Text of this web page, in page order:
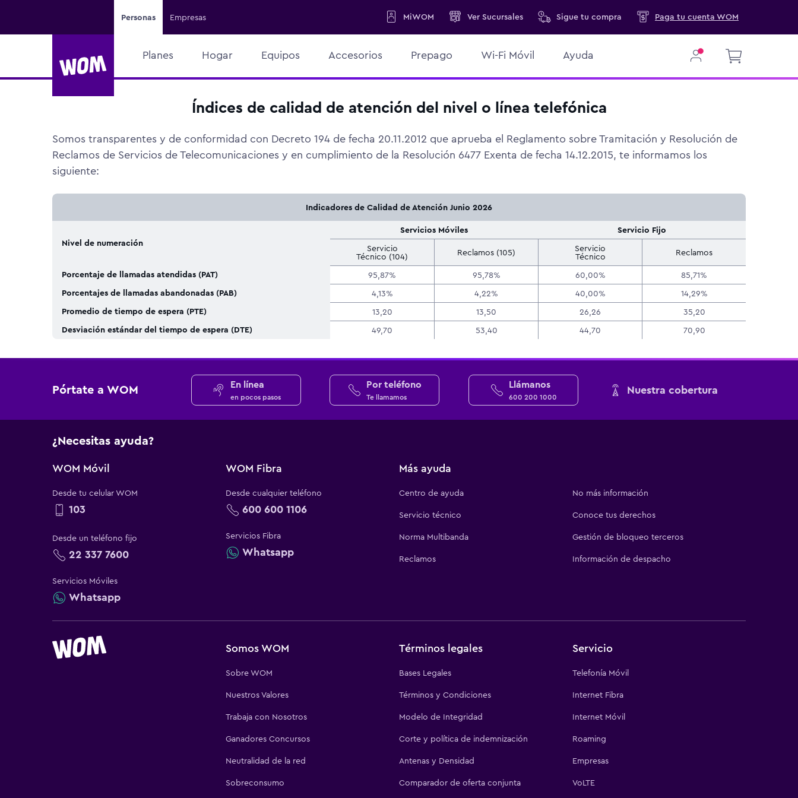
Personas Empresas
Planes Hogar Equipos Accesorios Prepago Wi-Fi Móvil Ayuda
Paga tu cuenta WOM
MiWOM Ver Sucursales Sigue tu compra
Índices de calidad de atención del nivel o línea telefónica
Somos transparentes y de conformidad con Decreto 194 de fecha 20.11.2012 que aprueba el Reglamento sobre Tramitación y Resolución de
Reclamos de Servicios de Telecomunicaciones y en cumplimiento de la Resolución 6477 Exenta de fecha 14.12.2015, te informamos los
siguiente:
Indicadores de Calidad de Atención Junio 2026
Nivel de numeración
Servicios Móviles
Servicio Fijo
Servicio
Técnico (104) Reclamos (105) Servicio
Técnico
Reclamos
Porcentaje de llamadas atendidas (PAT)
95,87% 95,78% 60,00%
85,71%
Porcentajes de llamadas abandonadas (PAB)
4,13% 4,22% 40,00%
14,29%
Promedio de tiempo de espera (PTE)
13,20 13,50 26,26
35,20
Desviación estándar del tiempo de espera (DTE) 49,70 53,40 44,70 70,90
Pórtate a WOM En línea
en pocos pasos
Por teléfono
Te llamamos
Llámanos
600 200 1000 Nuestra cobertura
¿Necesitas ayuda?
WOM Móvil
Desde tu celular WOM
103
Desde un teléfono fijo
22 337 7600
Servicios Móviles
Whatsapp
WOM Fibra
Desde cualquier teléfono
600 600 1106
Servicios Fibra
Whatsapp
Más ayuda
Centro de ayuda
Servicio técnico
Norma Multibanda
Reclamos
No más información
Conoce tus derechos
Gestión de bloqueo terceros
Información de despacho
Somos WOM
Sobre WOM
Nuestros Valores
Trabaja con Nosotros
Ganadores Concursos
Neutralidad de la red
Sobreconsumo
Términos legales
Bases Legales
Términos y Condiciones
Modelo de Integridad
Corte y política de indemnización
Antenas y Densidad
Comparador de oferta conjunta
Servicio
Telefonía Móvil
Internet Fibra
Internet Móvil
Roaming
Empresas
VoLTE